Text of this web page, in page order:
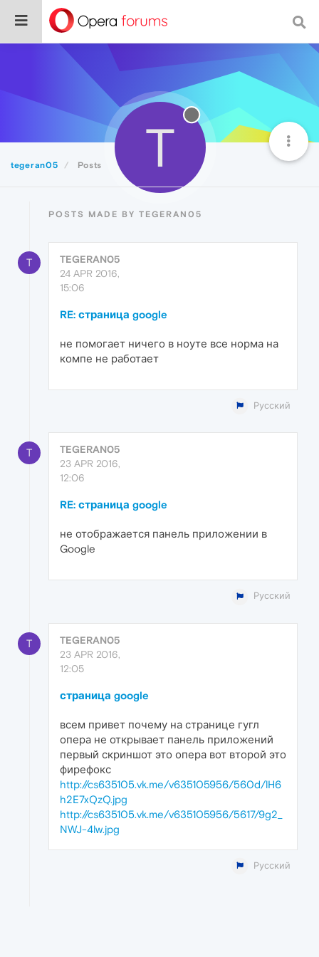
tegeran05 Posts T
POSTS MADE BY TEGERAN05
T
TEGERAN05
24 APR 2016,
15:06
RE: страница google
не помогает ничего в ноуте все норма на
компе не работает
Русский
T
TEGERAN05
23 APR 2016,
12:06
RE: страница google
не отображается панель приложении в
Google
Русский
T
TEGERAN05
23 APR 2016,
12:05
страница google
всем привет почему на странице гугл
опера не открывает панель приложений
первый скриншот это опера вот второй это
фирефокс
http://cs635105.vk.me/v635105956/560d/lH6
h2E7xQzQ.jpg
http://cs635105.vk.me/v635105956/5617/9g2_
NWJ-4lw.jpg
Русский